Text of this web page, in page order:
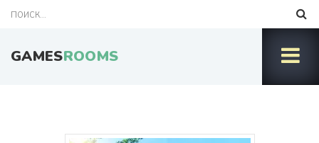
GAMESROOMS